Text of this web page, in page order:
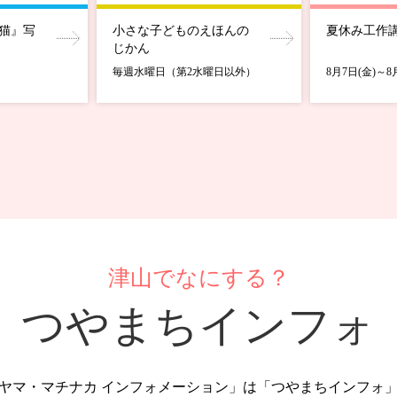
』写
小さな子どものえほんの
じかん
毎週水曜日（第2水曜日以外）
夏休み工作
8月7日(金)～8
津山でなにする？
つやまちインフォ
マ・マチナカ インフォメーション」は「つやまちインフォ」